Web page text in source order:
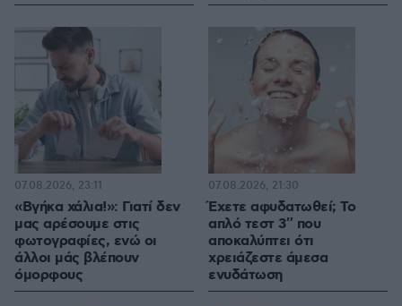
«Βγήκα χάλια!»: Γιατί δεν
μας αρέσουμε στις
φωτογραφίες, ενώ οι
άλλοι μάς βλέπουν
όμορφους
07.08.2026, 23:11
Έχετε αφυδατωθεί; Το
απλό τεστ 3″ που
αποκαλύπτει ότι
χρειάζεστε άμεσα
ενυδάτωση
07.08.2026, 21:30